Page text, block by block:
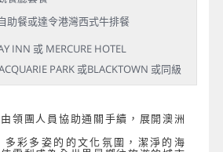
助餐或達令港灣西式牛排餐
INN 或 MERCURE HOTEL
PARK 或BLACKTOWN 或同級
領團人員協助通關手續，展開澳洲
多彩多姿的的文化氛圍，潔淨的海